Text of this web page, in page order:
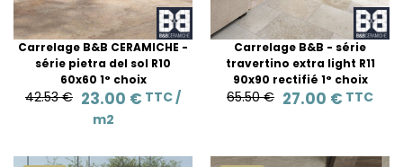
Carrelage B&B CERAMICHE -
série pietra del sol R10
60x60 1° choix
42.53 € 23.00 € TTC /
m2
Carrelage B&B - série
travertino extra light R11
90x90 rectifié 1° choix
65.50 € 27.00 € TTC